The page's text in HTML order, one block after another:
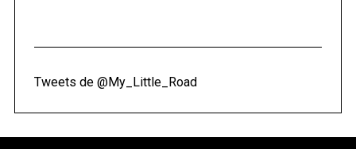
Tweets de @My_Little_Road